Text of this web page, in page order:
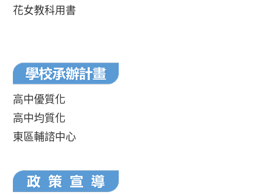
花女教科用書
高中優質化
高中均質化
東區輔諮中心